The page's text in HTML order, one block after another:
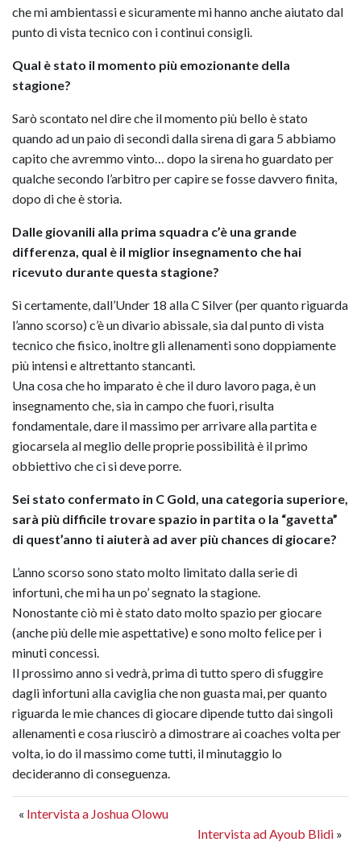
che mi ambientassi e sicuramente mi hanno anche aiutato dal
punto di vista tecnico con i continui consigli.
Qual è stato il momento più emozionante della
stagione?
Sarò scontato nel dire che il momento più bello è stato
quando ad un paio di secondi dalla sirena di gara 5 abbiamo
capito che avremmo vinto… dopo la sirena ho guardato per
qualche secondo l’arbitro per capire se fosse davvero finita,
dopo di che è storia.
Dalle giovanili alla prima squadra c’è una grande
differenza, qual è il miglior insegnamento che hai
ricevuto durante questa stagione?
Sì certamente, dall’Under 18 alla C Silver (per quanto riguarda
l’anno scorso) c’è un divario abissale, sia dal punto di vista
tecnico che fisico, inoltre gli allenamenti sono doppiamente
più intensi e altrettanto stancanti.
Una cosa che ho imparato è che il duro lavoro paga, è un
insegnamento che, sia in campo che fuori, risulta
fondamentale, dare il massimo per arrivare alla partita e
giocarsela al meglio delle proprie possibilità è il primo
obbiettivo che ci si deve porre.
Sei stato confermato in C Gold, una categoria superiore,
sarà più difficile trovare spazio in partita o la “gavetta”
di quest’anno ti aiuterà ad aver più chances di giocare?
L’anno scorso sono stato molto limitato dalla serie di
infortuni, che mi ha un po’ segnato la stagione.
Nonostante ciò mi è stato dato molto spazio per giocare
(anche più delle mie aspettative) e sono molto felice per i
minuti concessi.
Il prossimo anno si vedrà, prima di tutto spero di sfuggire
dagli infortuni alla caviglia che non guasta mai, per quanto
riguarda le mie chances di giocare dipende tutto dai singoli
allenamenti e cosa riuscirò a dimostrare ai coaches volta per
volta, io do il massimo come tutti, il minutaggio lo
decideranno di conseguenza.
« Intervista a Joshua Olowu
Intervista ad Ayoub Blidi »